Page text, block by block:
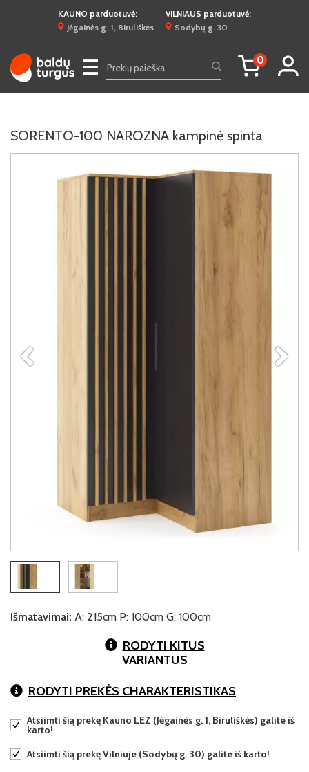
KAUNO parduotuvė:
Jėgainės g. 1, Biruliškės
VILNIAUS parduotuvė:
Sodybų g. 30
☰ 0
SORENTO-100 NAROZNA kampinė spinta
Išmatavimai: A: 215cm P: 100cm G: 100cm
RODYTI KITUS
VARIANTUS
RODYTI PREKĖS CHARAKTERISTIKAS
Atsiimti šią prekę Kauno LEZ (Jėgainės g. 1, Biruliškės) galite iš
karto!
Atsiimti šią prekę Vilniuje (Sodybų g. 30) galite iš karto!